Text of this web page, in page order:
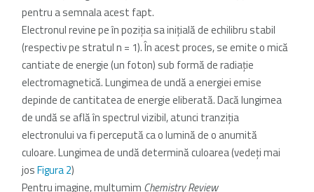
pentru a semnala acest fapt.
Electronul revine pe în poziţia sa iniţială de echilibru stabil
(respectiv pe stratul n = 1). În acest proces, se emite o mică
cantiate de energie (un foton) sub formă de radiaţie
electromagnetică. Lungimea de undă a energiei emise
depinde de cantitatea de energie eliberată. Dacă lungimea
de undă se află în spectrul vizibil, atunci tranziţia
electronului va fi percepută ca o lumină de o anumită
culoare. Lungimea de undă determină culoarea (vedeţi mai
josFigura 2)
Pentru imagine, multumim Chemistry Review